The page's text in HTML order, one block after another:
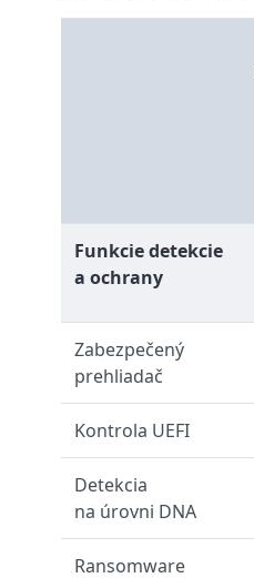
Funkcie detekcie
a ochrany
Zabezpečený
prehliadač
Kontrola UEFI
Detekcia
na úrovni DNA
Ransomware